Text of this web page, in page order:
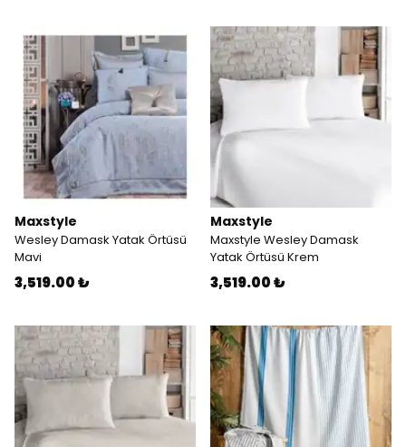
Maxstyle
Wesley Damask Yatak Örtüsü
Mavi
3,519.00 ₺
Maxstyle
Maxstyle Wesley Damask
Yatak Örtüsü Krem
3,519.00 ₺